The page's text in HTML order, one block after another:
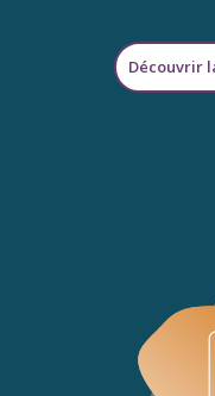
Découvrir